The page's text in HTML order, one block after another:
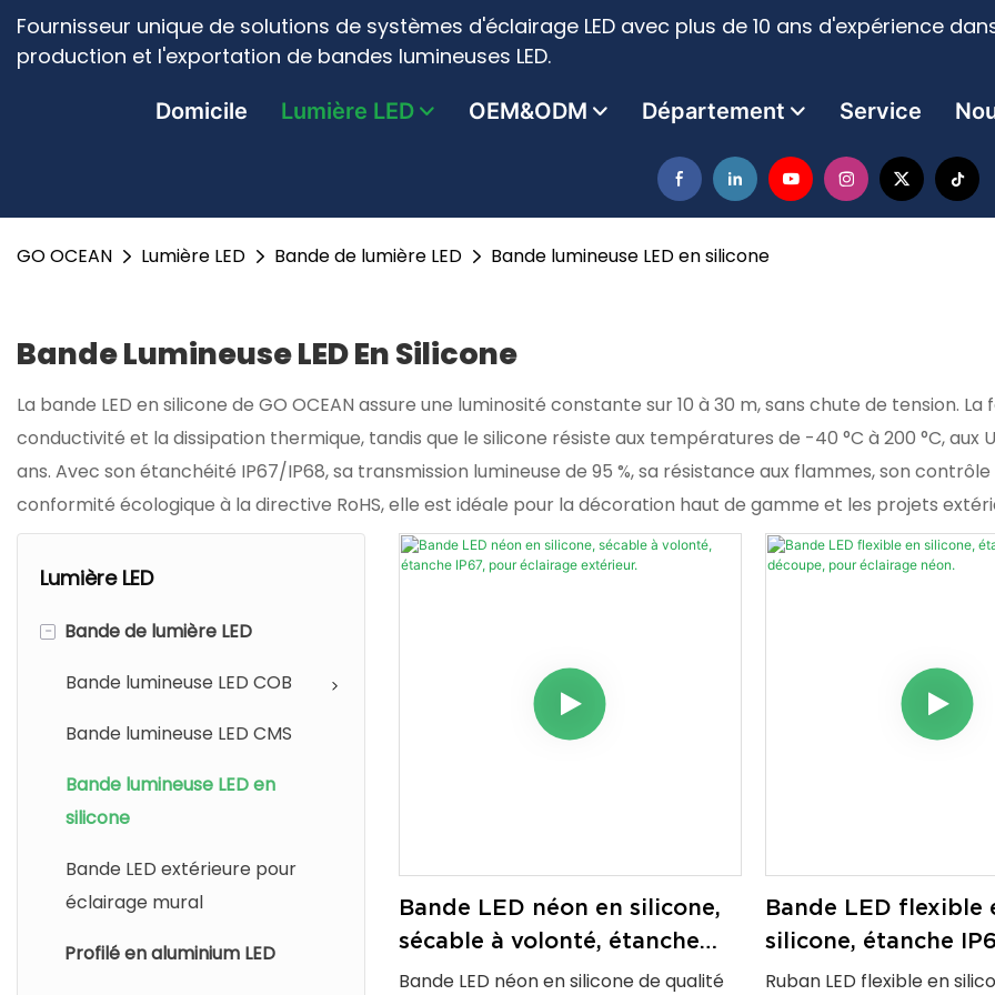
Fournisseur unique de solutions de systèmes d'éclairage LED avec plus de 10 ans d'expérience
production et l'exportation de bandes lumineuses LED.
Domicile Lumière LED OEM&ODM Département Service
GO OCEAN Lumière LED Bande de lumière LED Bande lumineuse LED en silicone
Bande Lumineuse LED En Silicone
La bande LED en silicone de GO OCEAN assure une luminosité constante sur 10 à 30 m, sans chute de tension.
conductivité et la dissipation thermique, tandis que le silicone résiste aux températures de -40 °C à 200 °C, aux
ans. Avec son étanchéité IP67/IP68, sa transmission lumineuse de 95 %, sa résistance aux flammes, son
conformité écologique à la directive RoHS, elle est idéale pour la décoration haut de gamme et les projets
Lumière LED
-
Bande de lumière LED
Bande lumineuse LED COB
Bande lumineuse LED CMS
Bande lumineuse LED en
silicone
Bande LED extérieure pour
éclairage mural
Profilé en aluminium LED
Bande LED néon en silicone,
sécable à volonté, étanche
IP67, pour éclairage extérieur.
Bande LED néon en silicone de qualité
Bande LED flexible
silicone, étanche
découpe, pour
Ruban LED flexible en